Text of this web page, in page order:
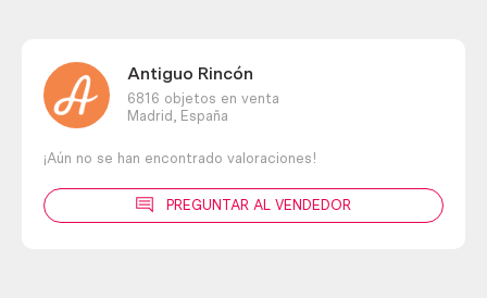
Antiguo Rincón
6816 objetos en venta
Madrid,
España
¡Aún no se han encontrado valoraciones!
PREGUNTAR AL VENDEDOR